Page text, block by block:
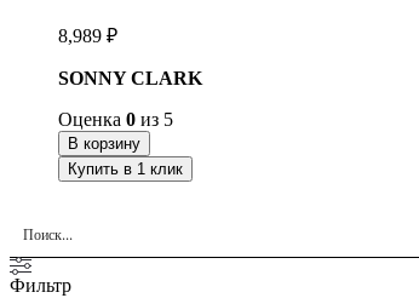
8,989 ₽
SONNY CLARK
Оценка 0 из 5
В корзину
Купить в 1 клик
Фильтр